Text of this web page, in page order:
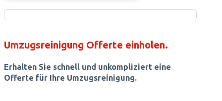
Umzugsreinigung Offerte einholen.
Erhalten Sie schnell und unkompliziert eine
Offerte für Ihre Umzugsreinigung.